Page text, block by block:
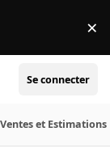
×
Se connecter
et Estimations